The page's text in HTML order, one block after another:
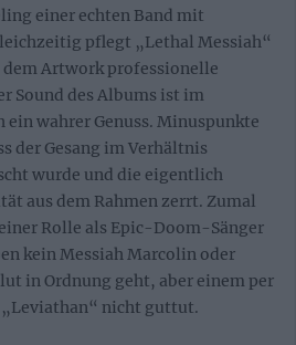
einer echten Band mit
pflegt „Lethal Messiah“
Artwork professionelle
Sound des Albums ist im
wahrer Genuss. Minuspunkte
der Gesang im Verhältnis
wurde und die eigentlich
aus dem Rahmen zerrt. Zumal
Rolle als Epic-Doom-Sänger
kein Messiah Marcolin oder
in Ordnung geht, aber einem per
„Leviathan“ nicht guttut.